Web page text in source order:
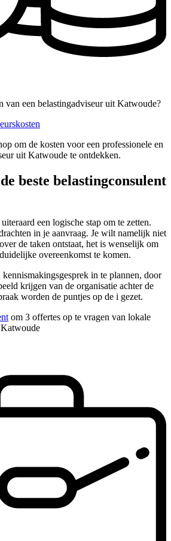
van een belastingadviseur uit Katwoude?
om de kosten voor een professionele en
uit Katwoude te ontdekken.
beste belastingconsulent
een logische stap om te zetten.
in je aanvraag. Je wilt namelijk niet
de taken ontstaat, het is wenselijk om
overeenkomst te komen.
kennismakingsgesprek in te plannen, door
krijgen van de organisatie achter de
worden de puntjes op de i gezet.
om 3 offertes op te vragen van lokale